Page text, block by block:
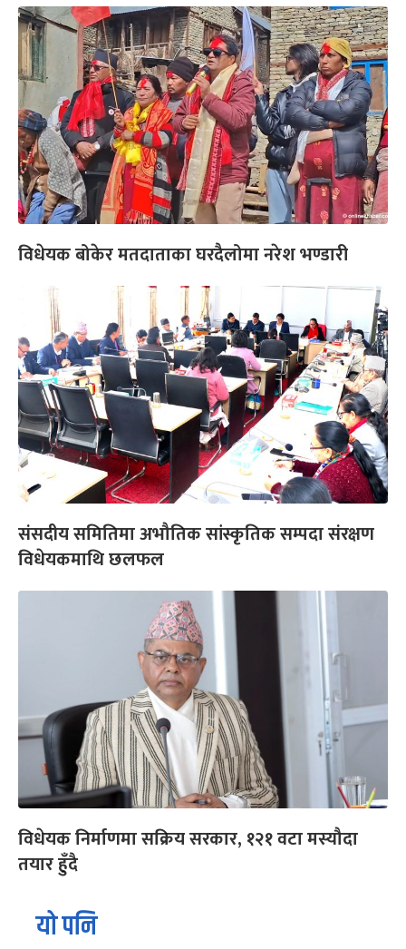
विधेयक बोकेर मतदाताका घरदैलोमा नरेश भण्डारी
संसदीय समितिमा अभौतिक सांस्कृतिक सम्पदा संरक्षण
विधेयकमाथि छलफल
विधेयक निर्माणमा सक्रिय सरकार, १२१ वटा मस्यौदा
तयार हुँदै
यो पनि